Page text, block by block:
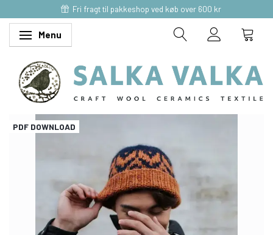
Fri fragt til pakkeshop ved køb over 600 kr
Skifte navigation
Menu
PDF DOWNLOAD